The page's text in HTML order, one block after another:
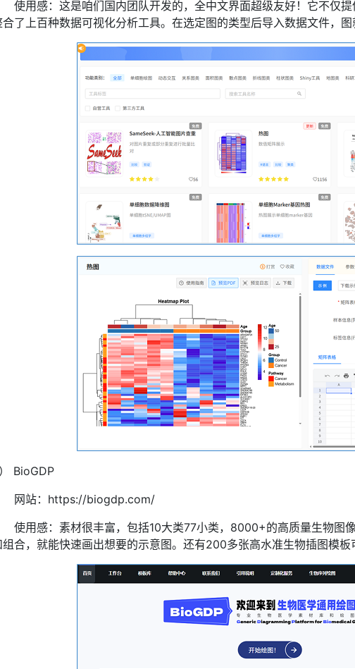
使用感：这是咱们国内团队开发的，全中文界面超级友好！它不仅
合了上百种数据可视化分析工具。在选定图的类型后导入数据文件，图
BioGDP
网站：https://biogdp.com/
使用感：素材很丰富，包括10大类77小类，8000+的高质量生物图
组合，就能快速画出想要的示意图。还有200多张高水准生物插图模板